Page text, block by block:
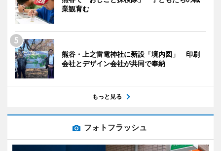
業観育む
熊谷・上之雷電神社に新設「境内図」 印刷
会社とデザイン会社が共同で奉納
もっと見る
フォトフラッシュ